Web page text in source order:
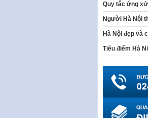
Quy tắc ứng xử
Người Hà Nội
Hà Nội đẹp và
Tiêu điểm Hà